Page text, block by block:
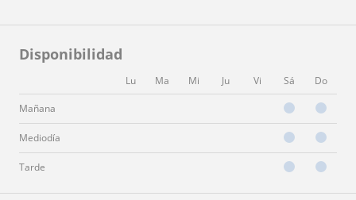
Disponibilidad
Lu Ma Mi Ju Vi Sá Do
Mañana
Mediodía
Tarde